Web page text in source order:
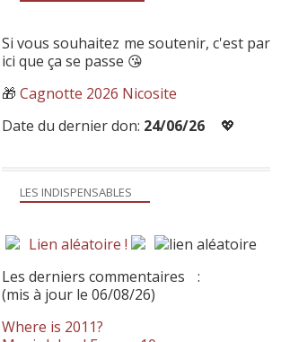
LES INDISPENSABLES
Lien aléatoire !
Les derniers commentaires
:
(mis à jour le 06/08/26)
Where is 2011?
Si vous souhaitez me soutenir, c'est par
ici que ça se passe 😘
🎁 Cagnotte 2026 Nicosite
Date du dernier don: 24/06/26 💖